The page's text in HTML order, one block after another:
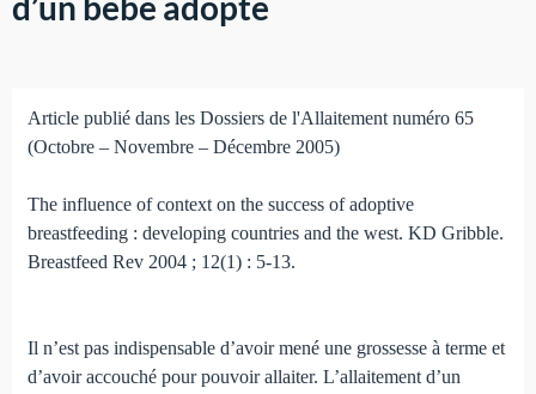
Article publié dans les Dossiers de l'Allaitement numéro 65
(Octobre – Novembre – Décembre 2005)
The influence of context on the success of adoptive
breastfeeding : developing countries and the west. KD Gribble.
Breastfeed Rev 2004 ; 12(1) : 5-13.
Il n’est pas indispensable d’avoir mené une grossesse à terme et
d’avoir accouché pour pouvoir allaiter. L’allaitement d’un